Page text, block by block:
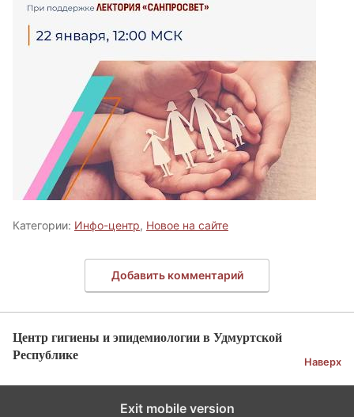
Категории: Инфо-центр, Новое на сайте
Добавить комментарий
Центр гигиены и эпидемиологии в Удмуртской
Республике
Наверх
Exit mobile version